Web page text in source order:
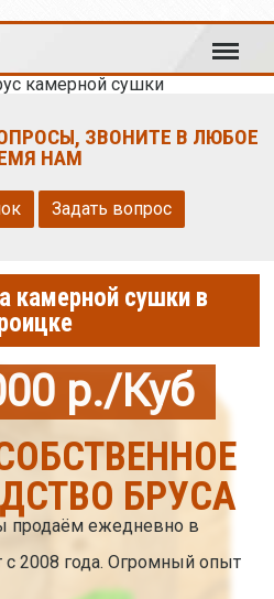
Меню
камерной сушки
ЗВОНИТЕ В ЛЮБОЕ
НАМ
Задать вопрос
камерной сушки в
р./Куб
БРУСА
продаём ежедневно в
с 2008 года. Огромный опыт